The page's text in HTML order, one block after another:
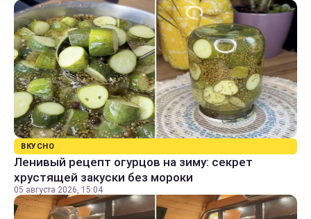
ВКУСНО
Ленивый рецепт огурцов на зиму: секрет
хрустящей закуски без мороки
05 августа 2026, 15:04